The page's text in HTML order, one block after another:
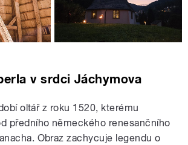
v srdci Jáchymova
oltář z roku 1520, kterému
předního německého renesančního
Obraz zachycuje legendu o